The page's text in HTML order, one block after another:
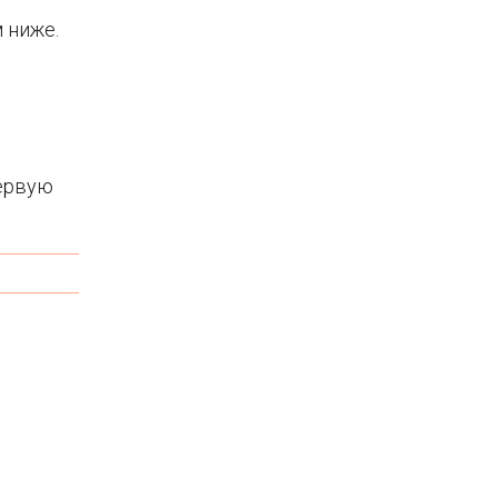
ниже.